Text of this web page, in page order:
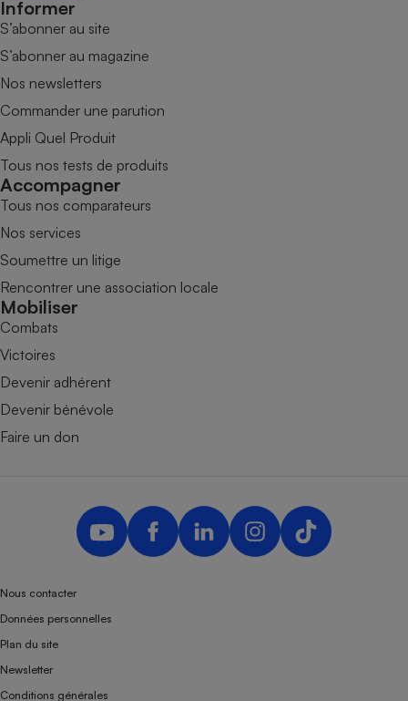
Informer
S’abonner au site
S’abonner au magazine
Nos newsletters
Commander une parution
Appli Quel Produit
Tous nos tests de produits
Accompagner
Tous nos comparateurs
Nos services
Soumettre un litige
Rencontrer une association locale
Mobiliser
Combats
Victoires
Devenir adhérent
Devenir bénévole
Faire un don
Nous contacter
Données personnelles
Plan du site
Newsletter
Conditions générales